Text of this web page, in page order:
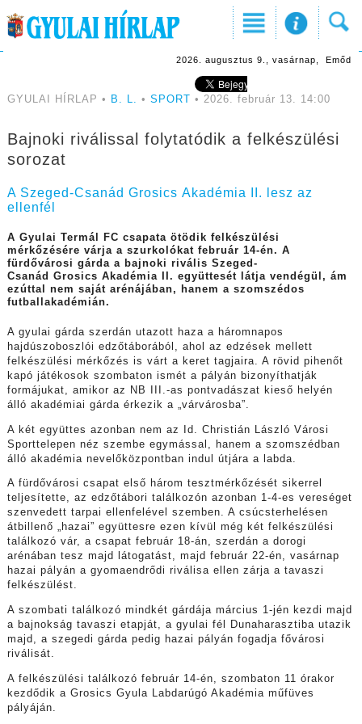
2026. augusztus 9., vasárnap, Emőd
GYULAI HÍRLAP • B. L. • SPORT • 2026. február 13. 14:00
Bajnoki riválissal folytatódik a felkészülési
sorozat
A Szeged-Csanád Grosics Akadémia II. lesz az
ellenfél
A Gyulai Termál FC csapata ötödik felkészülési
mérkőzésére várja a szurkolókat február 14-én. A
fürdővárosi gárda a bajnoki rivális Szeged-
Csanád Grosics AkadémiaII. együttesét látja vendégül, ám
ezúttal nem saját arénájában, hanem a szomszédos
futballakadémián.
A gyulai gárda szerdán utazott haza a háromnapos
hajdúszoboszlói edzőtáborából, ahol az edzések mellett
felkészülési mérkőzés is várt a keret tagjaira. A rövid pihenőt
kapó játékosok szombaton ismét a pályán bizonyíthatják
formájukat, amikor az NB III.-as pontvadászat kieső helyén
álló akadémiai gárda érkezik a „várvárosba”.
A két együttes azonban nem az Id. Christián László Városi
Sporttelepen néz szembe egymással, hanem a szomszédban
álló akadémia nevelőközpontban indul útjára a labda.
A fürdővárosi csapat első három tesztmérkőzését sikerrel
teljesítette, az edzőtábori találkozón azonban 1-4-es vereséget
szenvedett tarpai ellenfelével szemben. A csúcsterhelésen
átbillenő „hazai” együttesre ezen kívül még két felkészülési
találkozó vár, a csapat február 18-án, szerdán a dorogi
arénában tesz majd látogatást, majd február 22-én, vasárnap
hazai pályán a gyomaendrődi riválisa ellen zárja a tavaszi
felkészülést.
A szombati találkozó mindkét gárdája március 1-jén kezdi majd
a bajnokság tavaszi etapját, a gyulai fél Dunaharasztiba utazik
majd, a szegedi gárda pedig hazai pályán fogadja fővárosi
riválisát.
A felkészülési találkozó február 14-én, szombaton 11 órakor
kezdődik a Grosics Gyula Labdarúgó Akadémia műfüves
pályáján.